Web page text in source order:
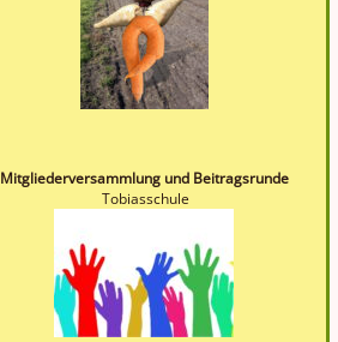
Mitgliederversammlung und Beitragsrunde
Tobiasschule